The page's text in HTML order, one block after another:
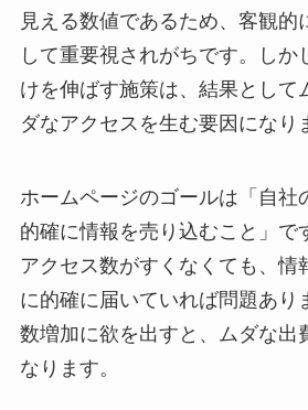
見える数値であるため、客観的
して重要視されがちです。
しか
けを伸ばす施策は、結果として
ダなアクセスを生む要因になり
ホームページのゴールは「自社
的確に情報を売り込むこと」で
アクセス数がすくなくても、情
に的確に届いていれば問題あり
数増加に欲を出すと、ムダな出
なります。